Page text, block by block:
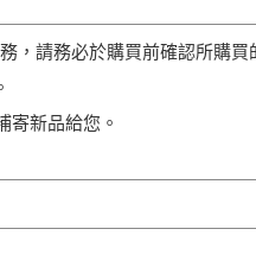
，請務必於購買前確認所購買
寄新品給您。